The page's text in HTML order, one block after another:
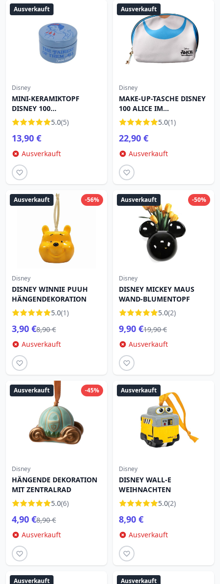
Ausverkauft
Disney
MINI-KERAMIKTOPF
DISNEY 100
SCHNEEWITTCHEN – DIE
SCHÖNSTE IM GANZEN
REICH
5.0(5)
13,90 €
Ausverkauft
Ausverkauft
Disney
MAKE-UP-TASCHE DISNEY
100 ALICE IM
WUNDERLAND ALICE-
KLEID
5.0(1)
22,90 €
Ausverkauft
-56%
Ausverkauft
Disney
DISNEY WINNIE PUUH
HÄNGENDEKORATION
5.0(1)
3,90 €8,90 €
Ausverkauft
-50%
Ausverkauft
Disney
DISNEY MICKEY MAUS
WAND-BLUMENTOPF
5.0(2)
9,90 €19,90 €
Ausverkauft
-45%
Ausverkauft
Disney
HÄNGENDE DEKORATION
MIT ZENTRALRAD
5.0(6)
4,90 €8,90 €
Ausverkauft
Ausverkauft
Disney
DISNEY WALL-E
WEIHNACHTEN
5.0(2)
8,90 €
Ausverkauft
Ausverkauft Ausverkauft